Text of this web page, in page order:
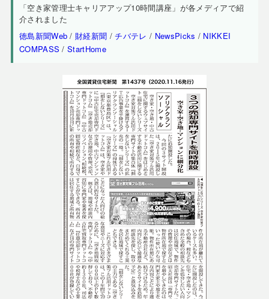
「空き家管理士キャリアアップ10時間講座」が各メディアで紹
介されました
徳島新聞Web / 財経新聞 /チバテレ / NewsPicks / NIKKEI
COMPASS /StartHome